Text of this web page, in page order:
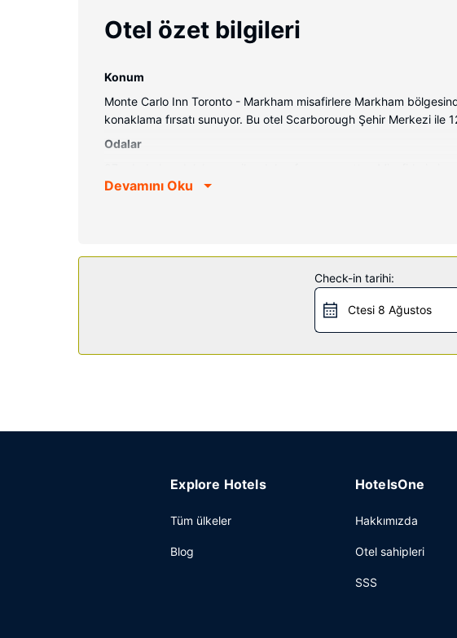
Otel özet bilgileri
Konum
Monte Carlo Inn Toronto - Markham misafirlere Markham
konaklama fırsatı sunuyor. Bu otel Scarborough Şehir Merkezi
Odalar
kablolu TV kanalları mevcuttur. Banyolarda duş kabini ve saç
standı, banket salonu ve otomatik satış makinesi sunulmaktadır.
İtalyan mutfağı sevenler için La Piazzetta Ristorante ideal; otelin
Devamını Oku
Check-in tarihi:
Ctesi 8 Ağustos
Explore Hotels
Tüm ülkeler
Blog
HotelsOne
Hakkımızda
Otel sahipleri
SSS